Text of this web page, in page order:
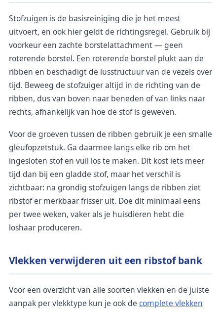
Stofzuigen is de basisreiniging die je het meest
uitvoert, en ook hier geldt de richtingsregel. Gebruik bij
voorkeur een zachte borstelattachment — geen
roterende borstel. Een roterende borstel plukt aan de
ribben en beschadigt de lusstructuur van de vezels over
tijd. Beweeg de stofzuiger altijd in de richting van de
ribben, dus van boven naar beneden of van links naar
rechts, afhankelijk van hoe de stof is geweven.
Voor de groeven tussen de ribben gebruik je een smalle
gleufopzetstuk. Ga daarmee langs elke rib om het
ingesloten stof en vuil los te maken. Dit kost iets meer
tijd dan bij een gladde stof, maar het verschil is
zichtbaar: na grondig stofzuigen langs de ribben ziet
ribstof er merkbaar frisser uit. Doe dit minimaal eens
per twee weken, vaker als je huisdieren hebt die
loshaar produceren.
Vlekken verwijderen uit een ribstof bank
Voor een overzicht van alle soorten vlekken en de juiste
aanpak per vlekktype kun je ook de complete vlekken